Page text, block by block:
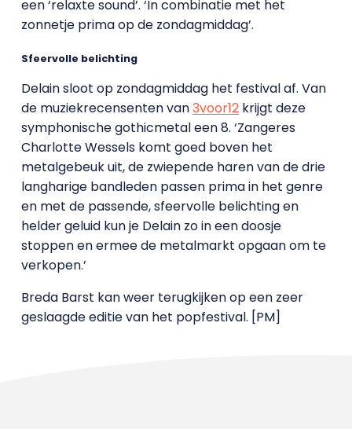
een ‘relaxte sound’. ‘In combinatie met het
zonnetje prima op de zondagmiddag’.
Sfeervolle belichting
Delain sloot op zondagmiddag het festival af. Van
de muziekrecensenten van3voor12krijgt deze
symphonische gothicmetal een 8. ‘Zangeres
Charlotte Wessels komt goed boven het
metalgebeuk uit, de zwiepende haren van de drie
langharige bandleden passen prima in het genre
en met de passende, sfeervolle belichting en
helder geluid kun je Delain zo in een doosje
stoppen en ermee de metalmarkt opgaan om te
verkopen.’
Breda Barst kan weer terugkijken op een zeer
geslaagde editie van het popfestival. [PM]